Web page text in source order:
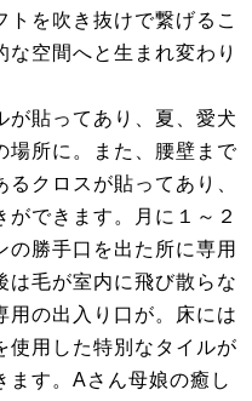
を吹き抜けで繋げるこ
空間へと生まれ変わり
が貼ってあり、夏、愛犬
場所に。また、腰壁まで
クロスが貼ってあり、
できます。月に１～２
の勝手口を出た所に専用
は毛が室内に飛び散らな
用の出入り口が。床には
使用した特別なタイルが
ます。Aさん母娘の癒し